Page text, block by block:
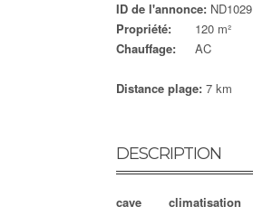
ID de l'annonce: ND1029
Propriété:
120 m²
Chauffage:
AC
Distance plage: 7 km
DESCRIPTION
cave climatisation